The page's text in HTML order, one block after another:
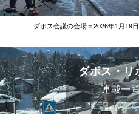
ダボス会議の会場＝2026年1月19
ダボス・リ
連載一